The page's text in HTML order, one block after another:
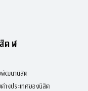
ต ฬ
พัฒนานิสิต
างประเทศของนิสิต